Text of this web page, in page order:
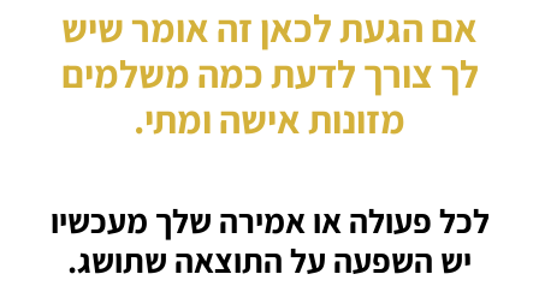
אם הגעת לכאן זה אומרשיש
לך צורךלדעת כמה משלמים
מזונות אישה ומתי.
לכל פעולה או אמירה שלך מעכשיו
יש השפעה על התוצאה שתושג.